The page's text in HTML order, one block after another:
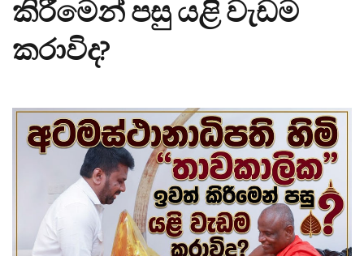
කිරීමෙන් පසු යළි වැඩම
කරාවිද?